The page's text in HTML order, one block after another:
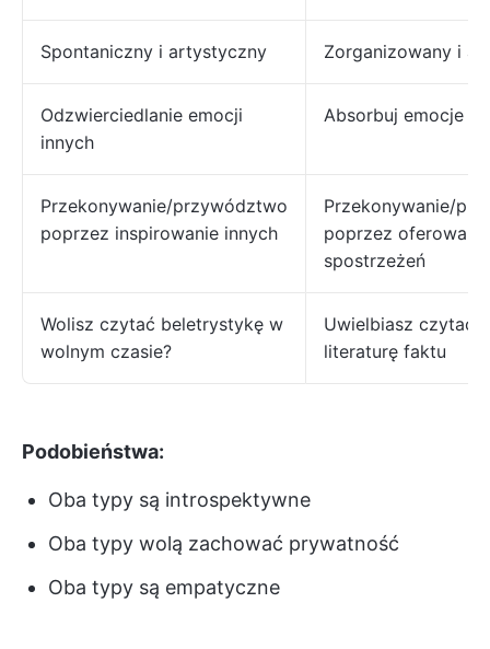
Spontaniczny i artystyczny Zorganizowany i
Odzwierciedlanie emocji
innych
Absorbuj emocje
Przekonywanie/przywództwo
poprzez inspirowanie innych
Przekonywanie/
poprzez oferowanie
spostrzeżeń
Wolisz czytać beletrystykę w
wolnym czasie?
Uwielbiasz czytać i
literaturę faktu
Podobieństwa:
Oba typy są introspektywne
Oba typy wolą zachować prywatność
Oba typy są empatyczne